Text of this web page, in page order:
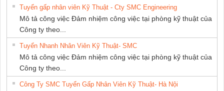
Tuyển gấp nhân viên Kỹ Thuật - Cty SMC Engineering
Mô tả công việc Đảm nhiệm công việc tại phòng kỹ thuật của
Công ty theo...
Tuyển Nhanh Nhân Viên Kỹ Thuật- SMC
Mô tả công việc Đảm nhiệm công việc tại phòng kỹ thuật của
Công ty theo...
Công Ty SMC Tuyển Gấp Nhân Viên Kỹ Thuật- Hà Nội